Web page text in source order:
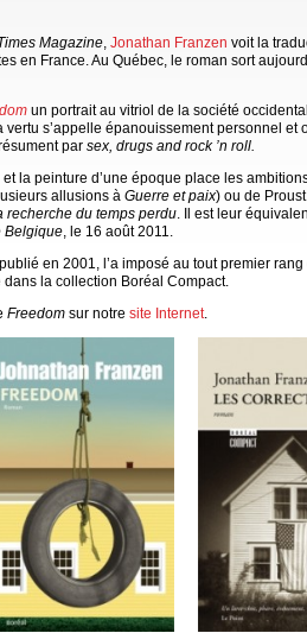
Magazine, Jonathan Franzen voit la
en France. Au Québec, le roman sort
un portrait au vitriol de la société
vertu s’appelle épanouissement personnel et
par sex, drugs and rock ’n roll.
la peinture d’une époque place les
allusions à Guerre et paix) ou de
recherche du temps perdu. Il est leur
Belgique, le 16 août 2011.
en 2001, l’a imposé au tout premier
la collection Boréal Compact.
Freedom sur notre site Internet.